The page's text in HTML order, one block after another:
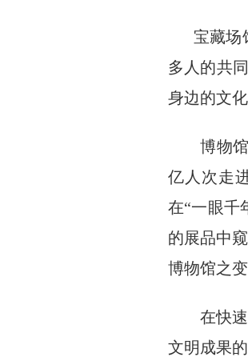
宝藏场
多人的共
身边的文化
博物馆的
亿人次走
在“一眼千
的展品中
博物馆之
在快速变
文明成果